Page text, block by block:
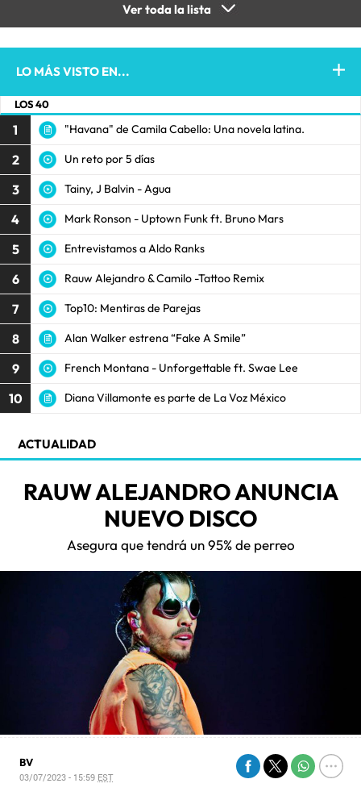
Ver toda la lista
LO MÁS VISTO EN...
LOS 40
1 "Havana" de Camila Cabello: Una novela latina.
2 Un reto por 5 días
3 Tainy, J Balvin - Agua
4 Mark Ronson - Uptown Funk ft. Bruno Mars
5 Entrevistamos a Aldo Ranks
6 Rauw Alejandro & Camilo -Tattoo Remix
7 Top10: Mentiras de Parejas
8 Alan Walker estrena “Fake A Smile”
9 French Montana - Unforgettable ft. Swae Lee
10 Diana Villamonte es parte de La Voz México
ACTUALIDAD
RAUW ALEJANDRO ANUNCIA
NUEVO DISCO
Asegura que tendrá un 95% de perreo
BV
03/07/2023 - 15:59 EST